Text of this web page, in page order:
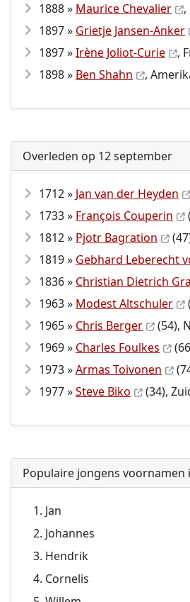
1888 » Maurice Chevalier
,
1897 » Grietje Jansen-Anker
1897 »Irène Joliot-Curie
,
1898 » Ben Shahn ,
Overleden op 12 september
1712 » Jan van der Heyden
1733 » François Couperin
1812 » Pjotr Bagration
1819 » Gebhard Leberecht
1836 » Christian Dietrich
1963 » Modest Altschuler
1965 » Chris Berger
(54),
1969 » Charles Foulkes
1973 »Armas Toivonen
1977 »Steve Biko (34),
Populaire jongens voornamen
Jan
Johannes
Hendrik
Cornelis